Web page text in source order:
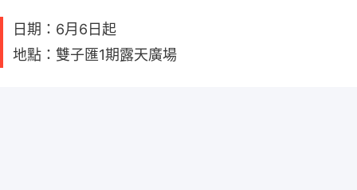
日期：6月6日起
地點：雙子匯1期露天廣場